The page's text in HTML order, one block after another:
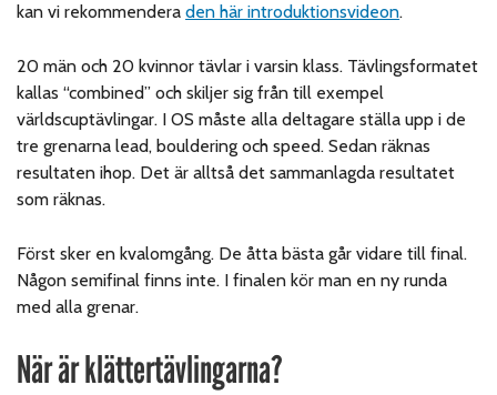
kan vi rekommenderaden här introduktionsvideon.
20 män och 20 kvinnor tävlar i varsin klass. Tävlingsformatet
kallas “combined” och skiljer sig från till exempel
världscuptävlingar. I OS måste alla deltagare ställa upp i de
tre grenarna lead, bouldering och speed. Sedan räknas
resultaten ihop. Det är alltså det sammanlagda resultatet
som räknas.
Först sker en kvalomgång. De åtta bästa går vidare till final.
Någon semifinal finns inte. I finalen kör man en ny runda
med alla grenar.
När är klättertävlingarna?